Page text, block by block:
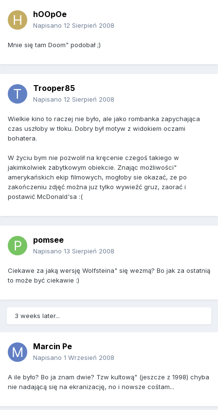
hOOpOe
Napisano 12 Sierpień 2008
Mnie się tam Doom" podobał ;)
Trooper85
Napisano 12 Sierpień 2008
Wielkie kino to raczej nie było, ale jako rombanka zapychająca
czas uszłoby w tłoku. Dobry był motyw z widokiem oczami
bohatera.
W życiu bym nie pozwolił na kręcenie czegoś takiego w
jakimkolwiek zabytkowym obiekcie. Znając możliwości"
amerykańskich ekip filmowych, mogłoby sie okazać, ze po
zakończeniu zdjęć można juz tylko wywieźć gruz, zaorać i
postawić McDonald'sa :(
pomsee
Napisano 13 Sierpień 2008
Ciekawe za jaką wersję Wolfsteina" się wezmą? Bo jak za ostatnią
to może być ciekawie :)
3 weeks later...
Marcin Pe
Napisano 1 Wrzesień 2008
A ile było? Bo ja znam dwie? Tzw kultową" (jeszcze z 1998) chyba
nie nadającą się na ekranizację, no i nowsze cośtam...